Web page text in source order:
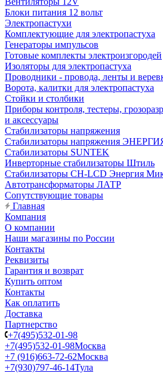
Блоки питания 12 вольт
Электропастухи
Комплектующие для электропастуха
Генераторы импульсов
Готовые комплекты электроизгородей
Изоляторы для электропастуха
Проводники - провода, ленты и
Ворота, калитки для электропастуха
Стойки и столбики
Приборы контроля, тестеры,
и аксессуары
Стабилизаторы напряжения
Стабилизаторы напряжения
Стабилизаторы SUNTEK
Инверторные стабилизаторы Штиль
Стабилизаторы СН-LCD Энepгия
Автотрансформаторы ЛАТР
Сопутствующие товары
Главная
Компания
О компании
Наши магазины по России
Контакты
Реквизиты
Гарантия и возврат
Купить оптом
Контакты
Как оплатить
Доставка
Партнерство
+7(495)532-01-98
+7(495)532-01-98Москва
+7 (916)663-72-62Москва
+7(930)797-46-14Тула